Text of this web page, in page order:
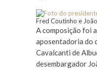
Fred Coutinho e
A composição foi
aposentadoria do
Cavalcanti de
desembargador